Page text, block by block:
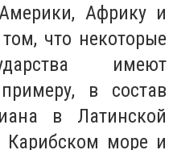
Африку и
что некоторые
имеют
в состав
в Латинской
Карибском море и